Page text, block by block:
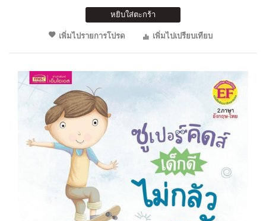
หยิบใส่ตะกร้า
เพิ่มไปรายการโปรด
เพิ่มไปเปรียบเทียบ